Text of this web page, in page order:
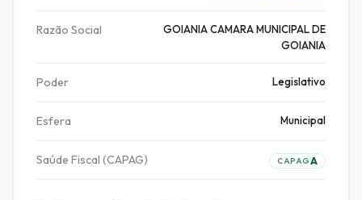
Razão Social
GOIANIA CAMARA MUNICIPAL DE
GOIANIA
Poder Legislativo
Esfera Municipal
Saúde Fiscal (CAPAG) CAPAGA